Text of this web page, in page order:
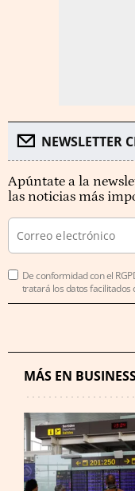
NEWSLETTER
Apúntate a la
las noticias más
De conformidad con el
tratará los datos facilitados
MÁS EN